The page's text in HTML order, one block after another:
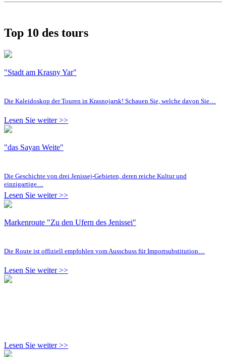
Top 10 des tours
"Stadt am Krasny Yar"
Die Kaleidoskop der Touren in Krasnojarsk! Schauen Sie, welche davon Sie…
Lesen Sie weiter >>
"das Sayan Weite"
Die Geschichte von drei Jenissej-Gebieten, deren reiche Kultur und
einzigartige…
Lesen Sie weiter >>
Markenroute "Zu den Ufern des Jenissei"
Die Route ist offiziell empfohlen vom Ausschuss für Importsubstitution…
Lesen Sie weiter >>
Lesen Sie weiter >>